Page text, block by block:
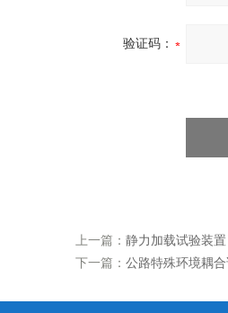
验证码：
上一篇： 静力加载试验装置
下一篇： 公路特殊环境耦